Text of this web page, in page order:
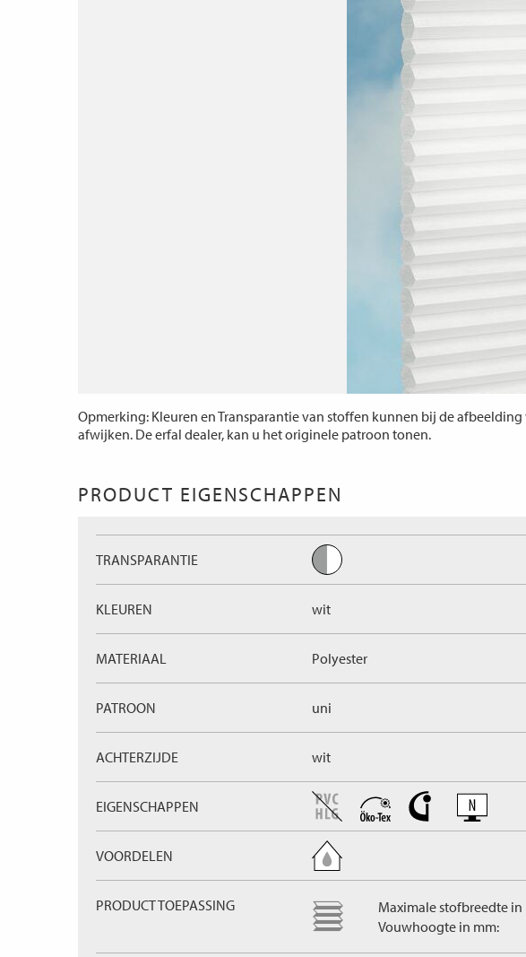
Opmerking: Kleuren en Transparantie van stoffen kunnen bij de
afwijken. De erfal dealer, kan u het originele patroon tonen.
PRODUCT EIGENSCHAPPEN
TRANSPARANTIE
KLEUREN wit
MATERIAAL Polyester
PATROON uni
ACHTERZIJDE wit
EIGENSCHAPPEN
VOORDELEN
PRODUCT TOEPASSING
Maximale stofbreedte in
Vouwhoogte in mm: